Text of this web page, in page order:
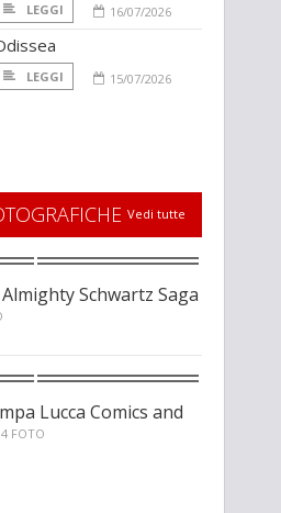
LEGGI 16/07/2026
LEGGI 15/07/2026
Vedi tutte
Schwartz Saga
Lucca Comics and
4 FOTO